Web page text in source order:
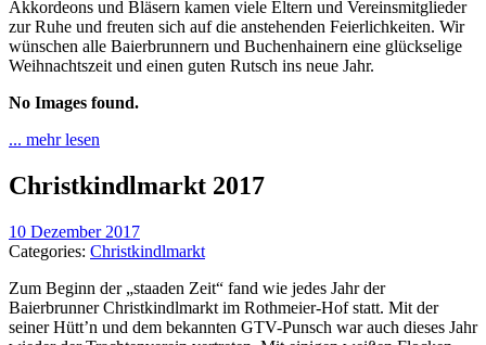
Akkordeons und Bläsern kamen viele Eltern und Vereinsmitglieder
zur Ruhe und freuten sich auf die anstehenden Feierlichkeiten. Wir
wünschen alle Baierbrunnern und Buchenhainern eine glückselige
Weihnachtszeit und einen guten Rutsch ins neue Jahr.
No Images found.
... mehr lesen
Christkindlmarkt 2017
10 Dezember 2017
Categories: Christkindlmarkt
Zum Beginn der „staaden Zeit“ fand wie jedes Jahr der
Baierbrunner Christkindlmarkt im Rothmeier-Hof statt. Mit der
seiner Hütt’n und dem bekannten GTV-Punsch war auch dieses Jahr